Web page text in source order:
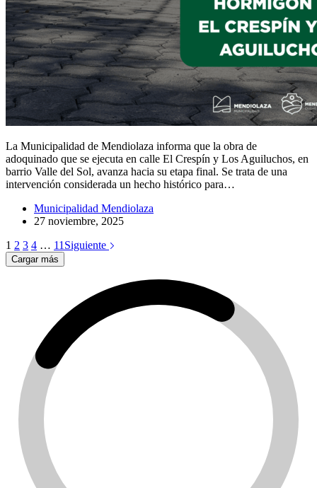
La Municipalidad de Mendiolaza informa que la obra de
adoquinado que se ejecuta en calle El Crespín y Los Aguiluchos, en
barrio Valle del Sol, avanza hacia su etapa final. Se trata de una
intervención considerada un hecho histórico para…
Municipalidad Mendiolaza
27 noviembre, 2025
1 2 3 4 … 11 Siguiente
Cargar más